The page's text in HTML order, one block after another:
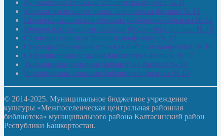
Кучашевская сельская библиотека-филиал № 11
Малокачаковская сельская библиотека-филиал № 12
Нижнекачмашевская сельская библиотека-филиал № 14
Новокильбахтинская сельская библиотека-филиал № 19
Сазовская сельская библиотека-филиал № 20
Староорьебашевская сельская библиотека-филиал № 16
Старояшевская сельская библиотека-филиал № 17
Тюльдинская сельская библиотека-филиал № 18
Чилибеевская сельская библиотека-филиал № 10
© 2014-2025. Муниципальное бюджетное учреждение
культуры «Межпоселенческая центральная районная
библиотека» муниципального района Калтасинский район
Республики Башкортостан.